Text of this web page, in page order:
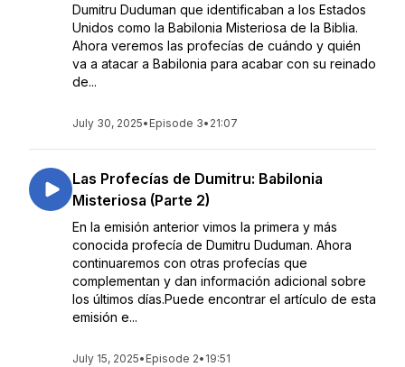
Dumitru Duduman que identificaban a los Estados
Unidos como la Babilonia Misteriosa de la Biblia.
Ahora veremos las profecías de cuándo y quién
va a atacar a Babilonia para acabar con su reinado
de...
July 30, 2025• Episode 3• 21:07
Las Profecías de Dumitru: Babilonia
Misteriosa (Parte 2)
En la emisión anterior vimos la primera y más
conocida profecía de Dumitru Duduman. Ahora
continuaremos con otras profecías que
complementan y dan información adicional sobre
los últimos días.Puede encontrar el artículo de esta
emisión e...
July 15, 2025• Episode 2• 19:51